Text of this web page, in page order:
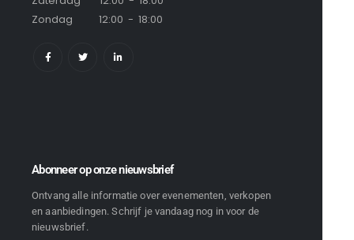
Zondag 12:00 - 18:00
Abonneer op onze nieuwsbrief
Ontvang alle informatie over evenementen, verkopen
en aanbiedingen. Schrijf je vandaag nog in voor de
nieuwsbrief.